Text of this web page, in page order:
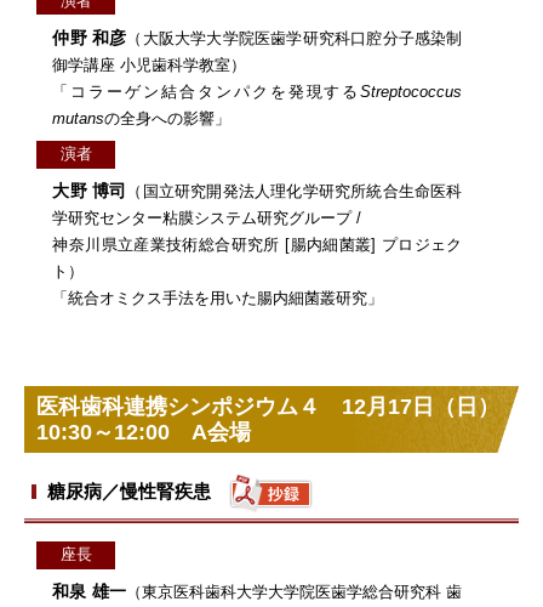
仲野 和彦 （大阪大学大学院医歯学研究科口腔分子感染制
御学講座 小児歯科学教室）
「コラーゲン結合タンパクを発現するStreptococcus
mutansの全身への影響」
演者
大野 博司
（国立研究開発法人理化学研究所統合生命医科
学研究センター粘膜システム研究グループ /
神奈川県立産業技術総合研究所 [腸内細菌叢] プロジェク
ト）
「統合オミクス手法を用いた腸内細菌叢研究」
医科歯科連携シンポジウム４ 12月17日（日）
10:30～12:00 A会場
糖尿病／慢性腎疾患
座長
和泉 雄一（東京医科歯科大学大学院医歯学総合研究科 歯